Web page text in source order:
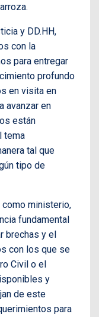
y DD.HH,
con la
para entregar
profundo
en visita en
avanzar en
están
tema
tal que
tipo de
como ministerio,
fundamental
brechas y el
con los que se
Civil o el
y
de este
para